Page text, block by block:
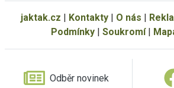
jaktak.cz | Kontakty| O nás |
Podmínky| Soukromí|
Odběr novinek